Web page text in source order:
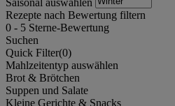
Saisonal auswählen
Rezepte nach Bewertung filtern
0 - 5 Sterne-Bewertung
Suchen
Quick Filter(0)
Mahlzeitentyp auswählen
Brot & Brötchen
Suppen und Salate
Kleine Gerichte & Snacks